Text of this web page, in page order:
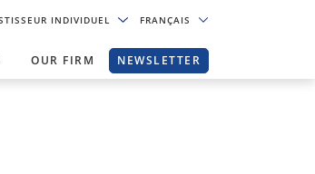
INDIVIDUEL FRANÇAIS
OUR FIRM NEWSLETTER